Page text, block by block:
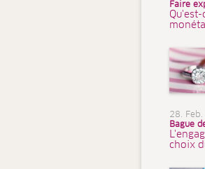
Faire
28.
Bague
choix